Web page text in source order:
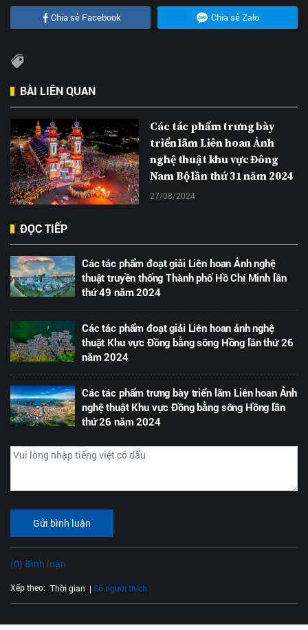
Chia sẻ Facebook Chia sẻ Zalo
BÀI LIÊN QUAN
Các tác phẩm trưng bày
triển lãm Liên hoan Ảnh
nghệ thuật khu vực Đông
Nam Bộ lần thứ 31 năm 2024
27/08/2024
ĐỌC TIẾP
Các tác phẩm đoạt giải Liên hoan Ảnh nghệ
thuật truyền thống Thành phố Hồ Chí Minh lần
thứ 49 năm 2024
Các tác phẩm đoạt giải Liên hoan ảnh nghệ
thuật Khu vực Đồng bằng sông Hồng lần thứ 26
năm 2024
Các tác phẩm trưng bày triển lãm Liên hoan Ảnh
nghệ thuật Khu vực Đồng bằng sông Hồng lần
thứ 26 năm 2024
Gửi bình luận
(0) Bình luận
Xếp theo: Thời gian Số người thích